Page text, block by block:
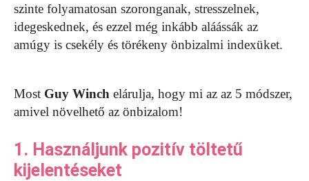
szinte folyamatosan szoronganak, stresszelnek,
idegeskednek, és ezzel még inkább aláássák az
amúgy is csekély és törékeny önbizalmi indexüket.
Most Guy Winch elárulja, hogy mi az az 5 módszer,
amivel növelhető az önbizalom!
1. Használjunk pozitív töltetű
kijelentéseket